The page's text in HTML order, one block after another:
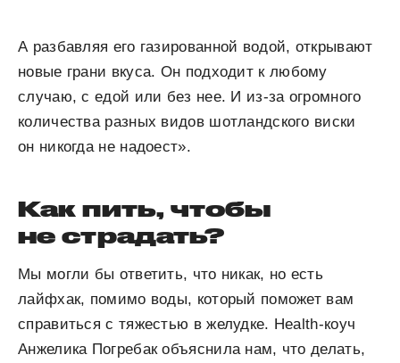
А разбавляя его газированной водой, открывают
новые грани вкуса. Он подходит к любому
случаю, с едой или без нее. И из-за огромного
количества разных видов шотландского виски
он никогда не надоест».
Как пить, чтобы
не страдать?
Мы могли бы ответить, что никак, но есть
лайфхак, помимо воды, который поможет вам
справиться с тяжестью в желудке. Health-коуч
Анжелика Погребак объяснила нам, что делать,